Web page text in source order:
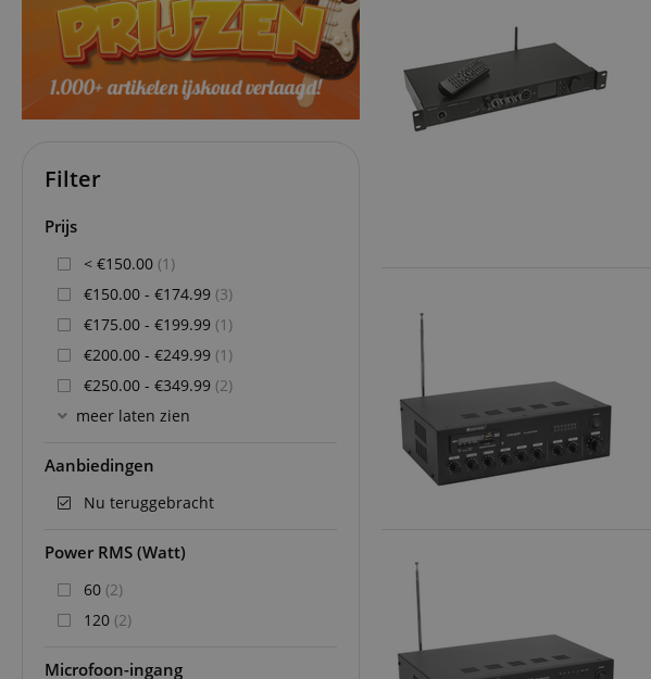
Filter
Prijs
< €150.00 (1)
€150.00 - €174.99 (3)
€175.00 - €199.99 (1)
€200.00 - €249.99 (1)
€250.00 - €349.99 (2)
meer laten zien
Aanbiedingen
Nu teruggebracht
Power RMS (Watt)
60 (2)
120 (2)
Microfoon-ingang